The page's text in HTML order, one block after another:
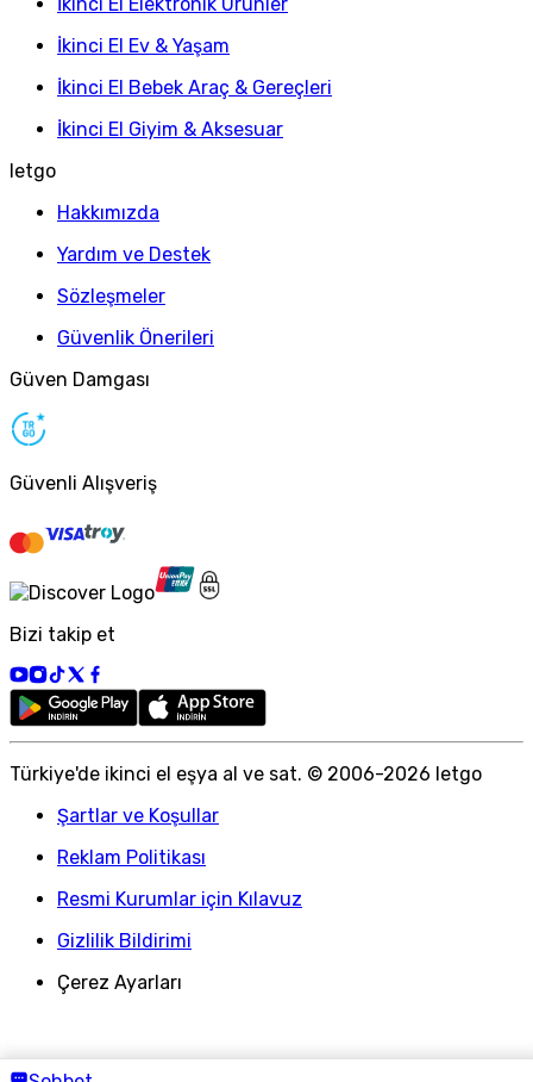
İkinci El Ev & Yaşam
İkinci El Bebek Araç & Gereçleri
İkinci El Giyim & Aksesuar
letgo
Hakkımızda
Yardım ve Destek
Sözleşmeler
Güvenlik Önerileri
Güven Damgası
Güvenli Alışveriş
Bizi takip et
Türkiye'de ikinci el eşya al ve sat. © 2006-2026 letgo
Şartlar ve Koşullar
Reklam Politikası
Resmi Kurumlar için Kılavuz
Gizlilik Bildirimi
Çerez Ayarları